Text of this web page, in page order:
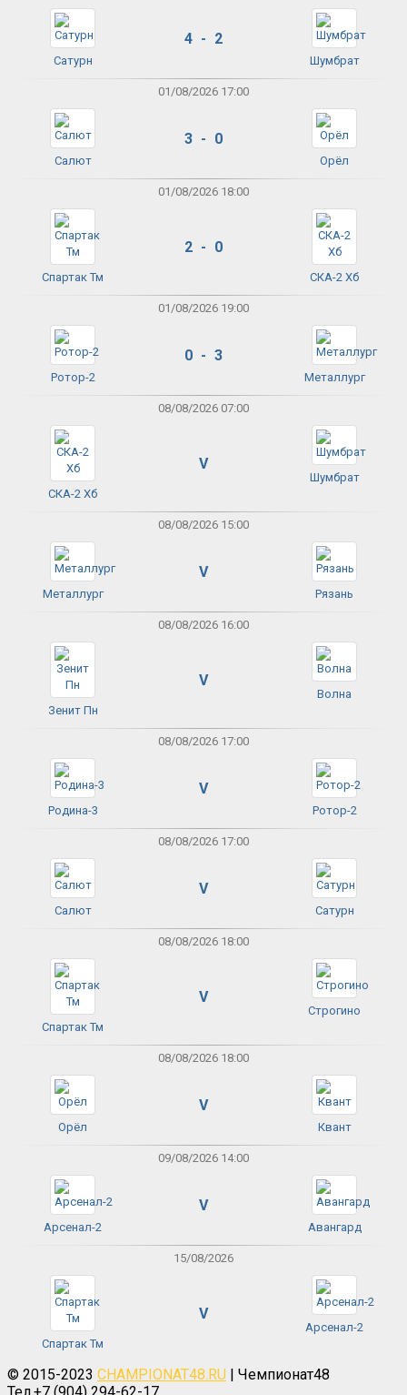
Сатурн
4 - 2
Шумбрат
01/08/2026 17:00
Салют
3 - 0
Орёл
01/08/2026 18:00
Спартак Тм
2 - 0
СКА-2 Хб
01/08/2026 19:00
Ротор-2
0 - 3
Металлург
08/08/2026 07:00
СКА-2 Хб
V
Шумбрат
08/08/2026 15:00
Металлург
V
Рязань
08/08/2026 16:00
Зенит Пн
V
Волна
08/08/2026 17:00
Родина-3
V
Ротор-2
08/08/2026 17:00
Салют
V
Сатурн
08/08/2026 18:00
Спартак Тм
V
Строгино
08/08/2026 18:00
Орёл
V
Квант
09/08/2026 14:00
Арсенал-2
V
Авангард
15/08/2026
Спартак Тм
V
Арсенал-2
© 2015-2023 CHAMPIONAT48.RU | Чемпионат48